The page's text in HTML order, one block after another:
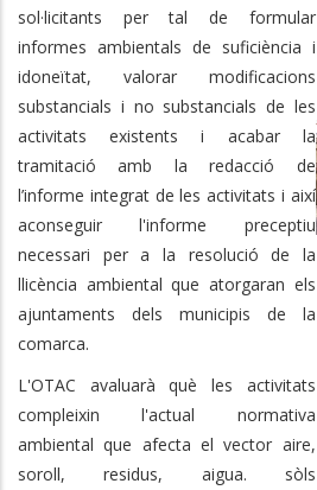
sol·licitants per tal de formular
informes ambientals de suficiència i
idoneïtat, valorar modificacions
substancials i no substancials de les
activitats existents i acabar la
tramitació amb la redacció de
l’informe integrat de les activitats i així
aconseguir l'informe preceptiu
necessari per a la resolució de la
llicència ambiental que atorgaran els
ajuntaments dels municipis de la
comarca.
L'OTAC avaluarà què les activitats
compleixin l'actual normativa
ambiental que afecta el vector aire,
soroll, residus, aigua. sòls